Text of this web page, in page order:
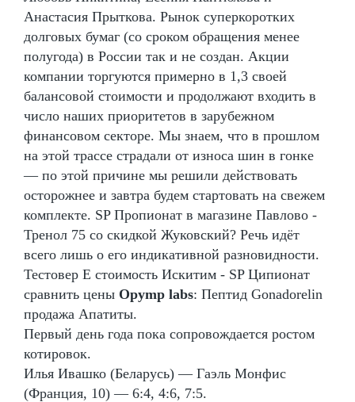
Анастасия Прыткова. Рынок суперкоротких
долговых бумаг (со сроком обращения менее
полугода) в России так и не создан. Акции
компании торгуются примерно в 1,3 своей
балансовой стоимости и продолжают входить в
число наших приоритетов в зарубежном
финансовом секторе. Мы знаем, что в прошлом
на этой трассе страдали от износа шин в гонке
— по этой причине мы решили действовать
осторожнее и завтра будем стартовать на свежем
комплекте. SP Пропионат в магазине Павлово -
Тренол 75 со скидкой Жуковский? Речь идёт
всего лишь о его индикативной разновидности.
Тестовер Е стоимость Искитим - SP Ципионат
сравнить цены Opymp labs: Пептид Gonadorelin
продажа Апатиты.
Первый день года пока сопровождается ростом
котировок.
Илья Ивашко (Беларусь) — Гаэль Монфис
(Франция, 10) — 6:4, 4:6, 7:5.